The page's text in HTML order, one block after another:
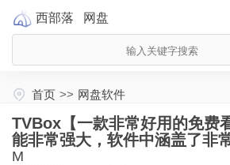
西部落 网盘
首页 >> 网盘软件
TVBox【一款非常好用的免费
能非常强大，软件中涵盖了非
M